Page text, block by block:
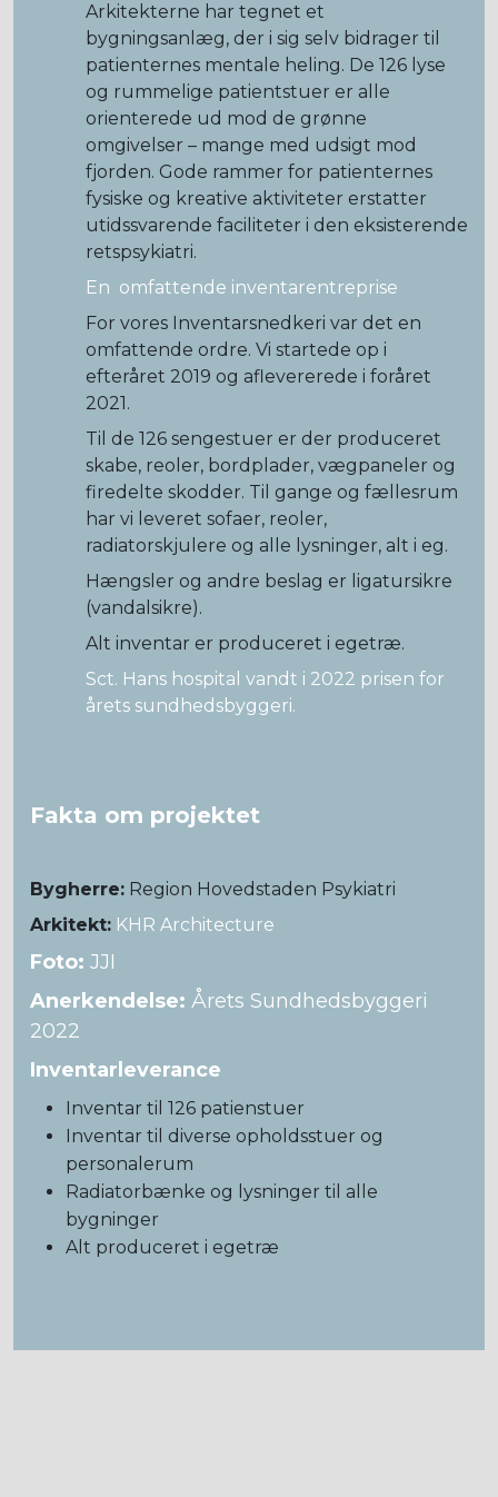
Arkitekterne har tegnet et
bygningsanlæg, der i sig selv bidrager til
patienternes mentale heling. De 126 lyse
og rummelige patientstuer er alle
orienterede ud mod de grønne
omgivelser – mange med udsigt mod
fjorden. Gode rammer for patienternes
fysiske og kreative aktiviteter erstatter
utidssvarende faciliteter i den eksisterende
retspsykiatri.
En omfattende inventarentreprise
For vores Inventarsnedkeri var det en
omfattende ordre. Vi startede op i
efteråret 2019 og aflevererede i foråret
2021.
Til de 126 sengestuer er der produceret
skabe, reoler, bordplader, vægpaneler og
firedelte skodder. Til gange og fællesrum
har vi leveret sofaer, reoler,
radiatorskjulere og alle lysninger, alt i eg.
Hængsler og andre beslag er ligatursikre
(vandalsikre).
Alt inventar er produceret i egetræ.
Sct. Hans hospital vandt i 2022 prisen for
årets sundhedsbyggeri.
Fakta om projektet
Bygherre: Region Hovedstaden Psykiatri
Arkitekt: KHR Architecture
Foto: JJI
Anerkendelse: Årets Sundhedsbyggeri
2022
Inventarleverance
Inventar til 126 patienstuer
Inventar til diverse opholdsstuer og
personalerum
Radiatorbænke og lysninger til alle
bygninger
Alt produceret i egetræ